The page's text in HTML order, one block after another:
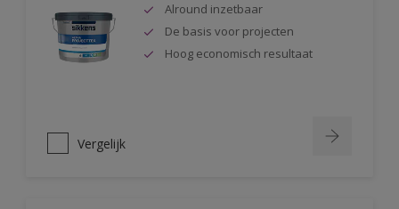
Alround inzetbaar
De basis voor projecten
Hoog economisch resultaat
Vergelijk